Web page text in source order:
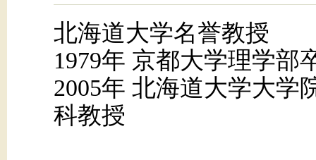
北海道大学名誉教授
1979年 京都大学理学部
2005年 北海道大学大学
科教授